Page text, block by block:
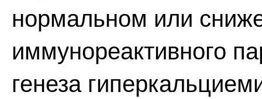
нормальном или
иммунореактивного
генеза